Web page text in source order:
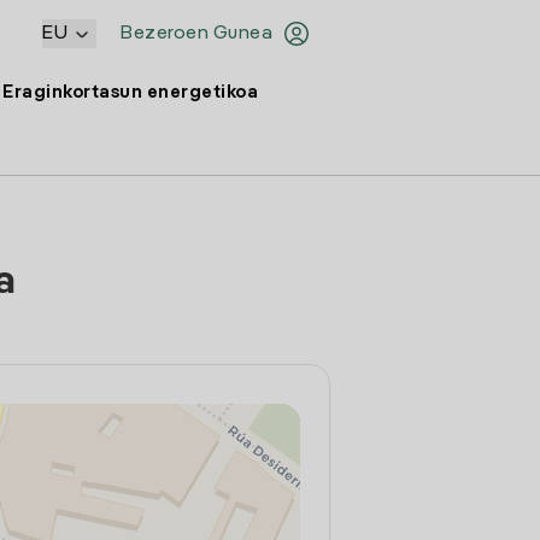
Bezeroen Gunea
EU
Eraginkortasun energetikoa